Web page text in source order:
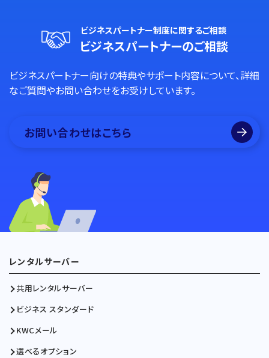
ビジネスパートナー制度に関するご相談
ビジネスパートナーのご相談
ビジネスパートナー向けの特典やサポート内容について、詳細
なご質問やお問い合わせをお受けしています。
お問い合わせはこちら
レンタルサーバー
共用レンタルサーバー
ビジネス スタンダード
KWCメール
選べるオプション